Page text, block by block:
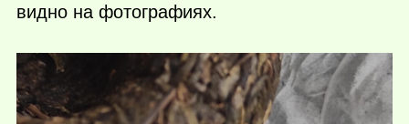
видно на фотографиях.